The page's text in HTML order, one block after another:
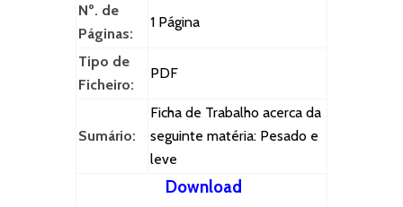
Nº. de
Páginas:
1 Página
Tipo de
Ficheiro:
PDF
Sumário:
Ficha de Trabalho acerca da
seguinte matéria: Pesado e
leve
Download